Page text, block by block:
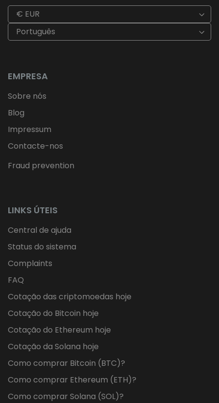
€ EUR
Português
EMPRESA
Sobre nós
Blog
Impressum
Contacte-nos
Fraud prevention
LINKS ÚTEIS
Central de ajuda
Status do sistema
Complaints
FAQ
Cotação das criptomoedas hoje
Cotação do Bitcoin hoje
Cotação do Ethereum hoje
Cotação da Solana hoje
Como comprar Bitcoin (BTC)?
Como comprar Ethereum (ETH)?
Como comprar Solana (SOL)?